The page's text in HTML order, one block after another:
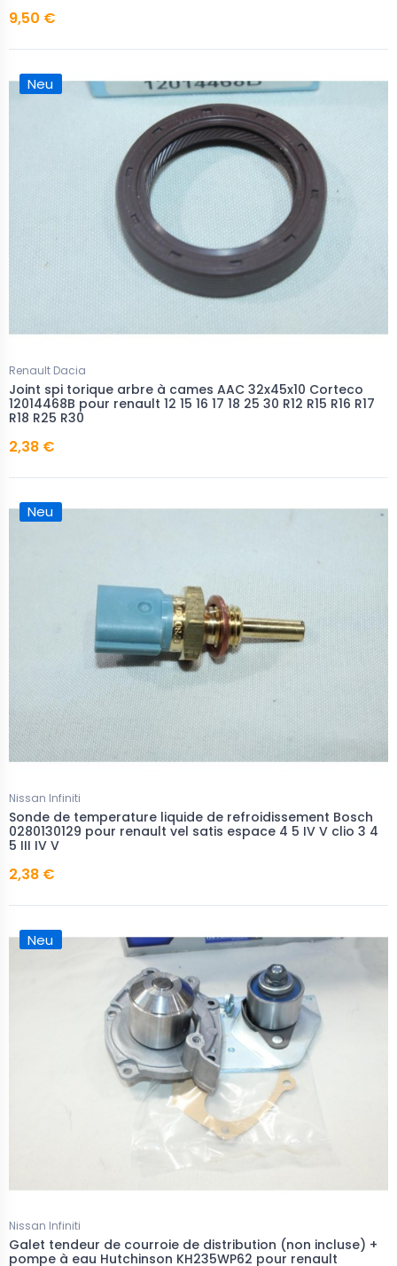
9,50 €
Neu
Renault Dacia
Joint spi torique arbre à cames AAC 32x45x10 Corteco
12014468B pour renault 12 15 16 17 18 25 30 R12 R15 R16 R17
R18 R25 R30
2,38 €
Neu
Nissan Infiniti
Sonde de temperature liquide de refroidissement Bosch
0280130129 pour renault vel satis espace 4 5 IV V clio 3 4
5 III IV V
2,38 €
Neu
Nissan Infiniti
Galet tendeur de courroie de distribution (non incluse) +
pompe à eau Hutchinson KH235WP62 pour renault